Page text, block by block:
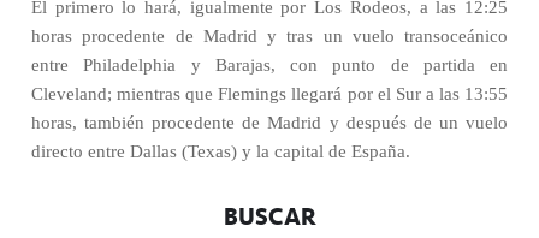
El primero lo hará, igualmente por Los Rodeos, a las 12:25
horas procedente de Madrid y tras un vuelo transoceánico
entre Philadelphia y Barajas, con punto de partida en
Cleveland; mientras que Flemings llegará por el Sur a las 13:55
horas, también procedente de Madrid y después de un vuelo
directo entre Dallas (Texas) y la capital de España.
BUSCAR